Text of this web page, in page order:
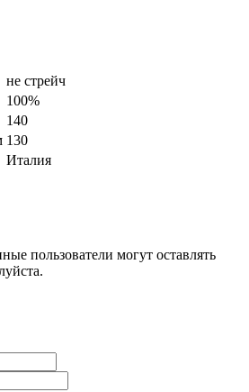
не стрейч
100%
140
130
Италия
пользователи могут оставлять